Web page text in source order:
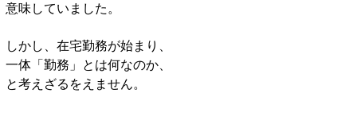
意味していました。
しかし、在宅勤務が始まり、
一体「勤務」とは何なのか、
と考えざるをえません。